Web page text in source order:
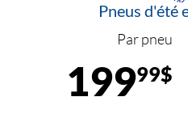
Pneus d'été
Par pneu
19999$